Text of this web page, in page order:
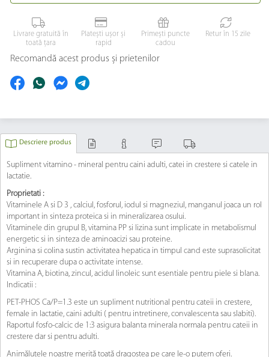
Livrare gratuită în
toată țara
Platești ușor și
rapid
Primești puncte
cadou
Retur în 15 zile
Recomandă acest produs și prietenilor
Descriere produs
Supliment vitamino - mineral pentru caini adulti, catei in crestere si catele in
lactatie.
Proprietati :
Vitaminele A si D 3 , calciul, fosforul, iodul si magneziul, manganul joaca un rol
important in sinteza proteica si in mineralizarea osului.
Vitaminele din grupul B, vitamina PP si lizina sunt implicate in metabolismul
energetic si in sinteza de aminoacizi sau proteine.
Arginina si colina sustin activitatea hepatica in timpul cand este suprasolicitat
si in recuperare dupa o activitate intense.
Vitamina A, biotina, zincul, acidul linoleic sunt esentiale pentru piele si blana.
Indicatii :
PET-PHOS Ca/P=1.3 este un supliment nutritional pentru cateii in crestere,
female in lactatie, caini adulti ( pentru intretinere, convalescenta sau slabiti).
Raportul fosfo-calcic de 1:3 asigura balanta minerala normala pentru cateii in
crestere dar si pentru adulti.
Animăluțele noastre merită toată dragostea pe care le-o putem oferi.